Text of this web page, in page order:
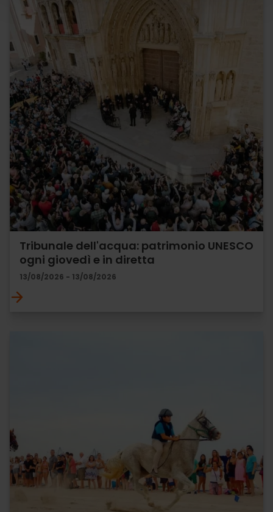
Tribunale dell'acqua: patrimonio UNESCO
ogni giovedì e in diretta
13/08/2026 - 13/08/2026